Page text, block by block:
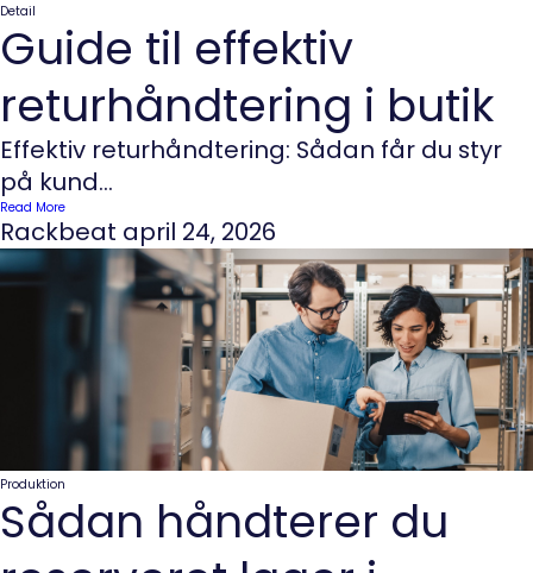
Detail
Guide til effektiv
returhåndtering i butik
Effektiv returhåndtering: Sådan får du styr
på kund...
Read More
Rackbeat april 24, 2026
Produktion
Sådan håndterer du